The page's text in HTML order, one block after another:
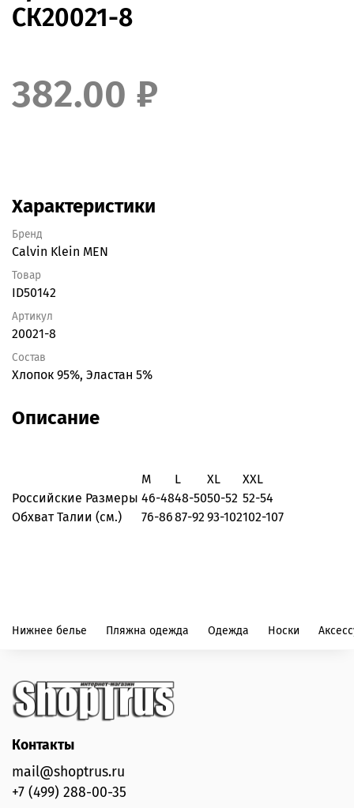
СК20021-8
382.00 ₽
Характеристики
Бренд
Calvin Klein MEN
Товар
ID50142
Артикул
20021-8
Состав
Хлопок 95%, Эластан 5%
Описание
M L XL
XXL
Российские Размеры 46-4848-5050-52 52-54
Обхват Талии (см.)
76-8687-92 93-102102-107
Нижнее белье Пляжна одежда Одежда Носки
Контакты
mail@shoptrus.ru
+7 (499) 288-00-35